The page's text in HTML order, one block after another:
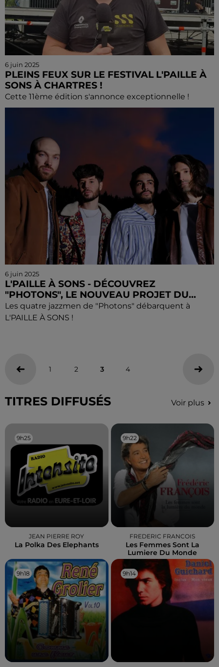
6 juin 2025
PLEINS FEUX SUR LE FESTIVAL L'PAILLE À
SONS À CHARTRES !
Cette 11ème édition s'annonce exceptionnelle !
6 juin 2025
L'PAILLE À SONS - DÉCOUVREZ
"PHOTONS", LE NOUVEAU PROJET DU...
Les quatre jazzmen de "Photons" débarquent à
L'PAILLE À SONS !
1 2 3 4
TITRES DIFFUSÉS Voir plus
9h25
9h25
JEAN PIERRE ROY
La Polka Des Elephants
9h22
9h22
FREDERIC FRANCOIS
Les Femmes Sont La
Lumiere Du Monde
9h18
9h18 9h14
9h14